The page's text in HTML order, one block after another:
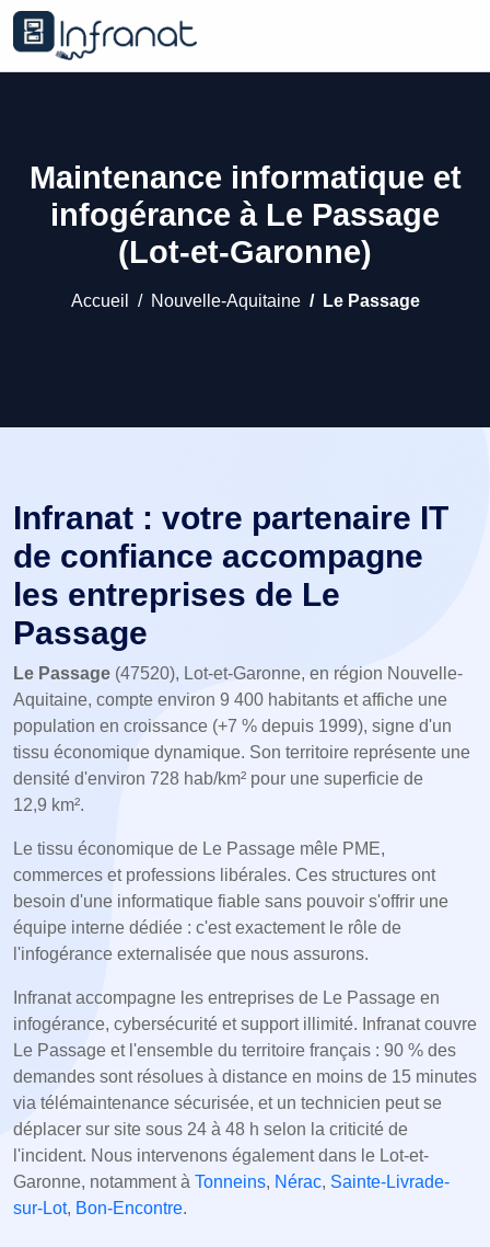
Maintenance informatique et
infogérance à Le Passage
(Lot-et-Garonne)
Accueil Nouvelle-Aquitaine Le Passage
Infranat : votre partenaire IT
de confiance accompagne
les entreprises de Le
Passage
Le Passage (47520), Lot-et-Garonne, en région Nouvelle-
Aquitaine, compte environ 9 400 habitants et affiche une
population en croissance (+7 % depuis 1999), signe d'un
tissu économique dynamique. Son territoire représente une
densité d'environ 728 hab/km² pour une superficie de
12,9 km².
Le tissu économique de Le Passage mêle PME,
commerces et professions libérales. Ces structures ont
besoin d'une informatique fiable sans pouvoir s'offrir une
équipe interne dédiée : c'est exactement le rôle de
l'infogérance externalisée que nous assurons.
Infranat accompagne les entreprises de Le Passage en
infogérance, cybersécurité et support illimité. Infranat couvre
Le Passage et l'ensemble du territoire français : 90 % des
demandes sont résolues à distance en moins de 15 minutes
via télémaintenance sécurisée, et un technicien peut se
déplacer sur site sous 24 à 48 h selon la criticité de
l'incident. Nous intervenons également dans le Lot-et-
Garonne, notamment à Tonneins, Nérac, Sainte-Livrade-
sur-Lot, Bon-Encontre.